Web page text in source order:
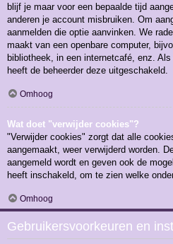
blijf je maar voor een bepaalde tijd
anderen je account misbruiken. Om
aanmelden die optie aanvinken. We
maakt van een openbare computer,
bibliotheek, in een internetcafé, enz.
heeft de beheerder deze uitgeschakeld.
Omhoog
Wat doet "verwijder cookies"?
"Verwijder cookies" zorgt dat alle
aangemaakt, weer verwijderd worden.
aangemeld wordt en geven ook de
heeft inschakeld, om te zien welke
Omhoog
Gebruikersvoorkeuren en